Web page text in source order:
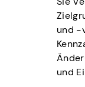
und -
und